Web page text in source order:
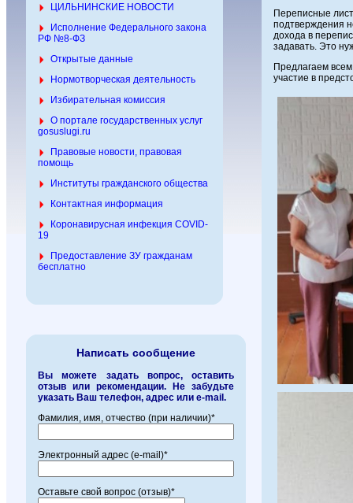
ЦИЛЬНИНСКИЕ НОВОСТИ
Исполнение Федерального закона
РФ №8-ФЗ
Открытые данные
Нормотворческая деятельность
Избирательная комиссия
О портале государственных услуг
gosuslugi.ru
Правовые новости, правовая
помощь
Институты гражданского общества
Контактная информация
Коронавирусная инфекция COVID-
19
Предоставление ЗУ гражданам
бесплатно
Написать сообщение
Вы можете задать вопрос, оставить
отзыв или рекомендации. Не забудьте
указать Ваш телефон, адрес или e-mail.
Фамилия, имя, отчество (при наличии)*
Электронный адрес (e-mail)*
Оставьте свой вопрос (отзыв)*
Переписные
подтверждения
дохода в
задавать. Это
Предлагаем
участие в